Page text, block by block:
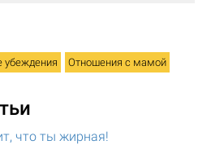
убеждения
Отношения с мамой
что ты жирная!